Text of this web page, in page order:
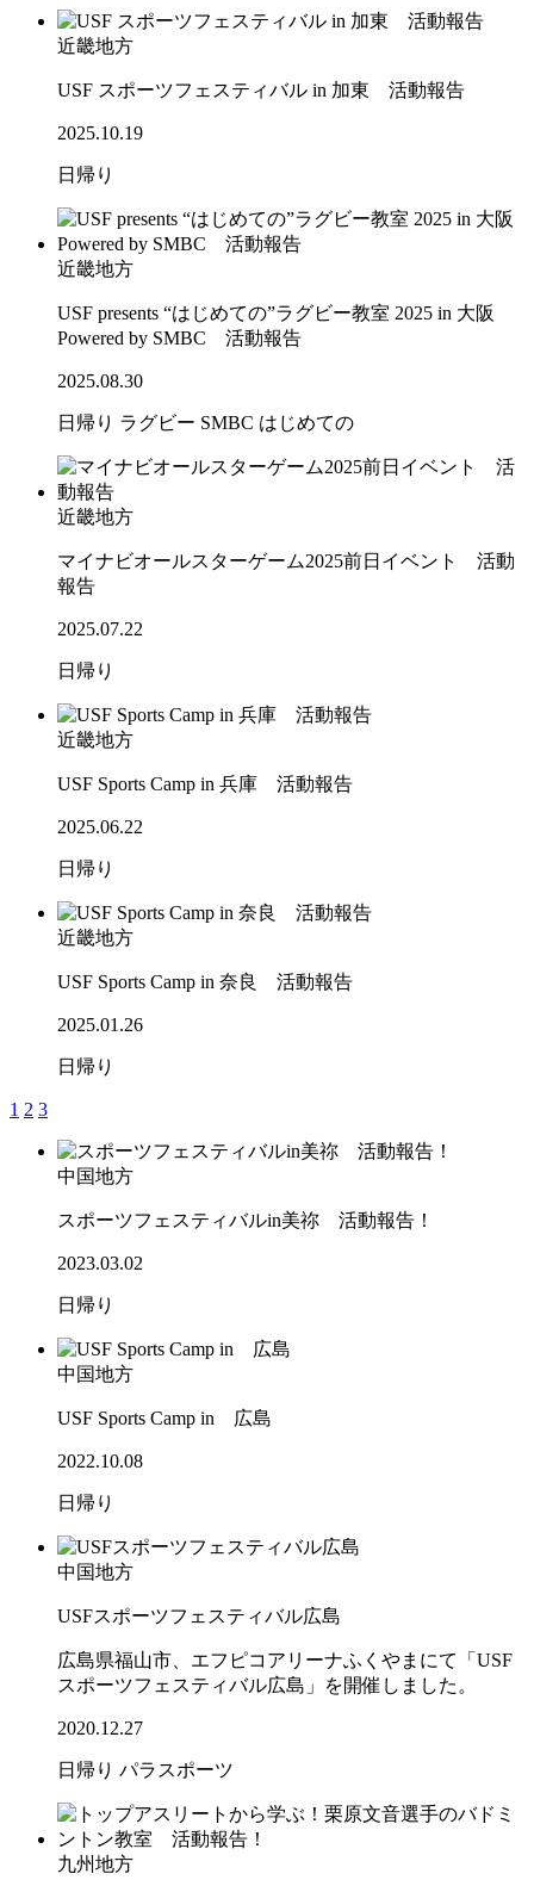
近畿地方
USF スポーツフェスティバル in 加東 活動報告
2025.10.19
日帰り
近畿地方
USF presents “はじめての”ラグビー教室 2025 in 大阪
Powered by SMBC 活動報告
2025.08.30
日帰り ラグビー SMBC はじめての
近畿地方
マイナビオールスターゲーム2025前日イベント 活動
報告
2025.07.22
日帰り
近畿地方
USF Sports Camp in 兵庫 活動報告
2025.06.22
日帰り
近畿地方
USF Sports Camp in 奈良 活動報告
2025.01.26
日帰り
1 2 3
中国地方
スポーツフェスティバルin美祢 活動報告！
2023.03.02
日帰り
中国地方
USF Sports Camp in 広島
2022.10.08
日帰り
中国地方
USFスポーツフェスティバル広島
広島県福山市、エフピコアリーナふくやまにて「USF
スポーツフェスティバル広島」を開催しました。
2020.12.27
日帰り パラスポーツ
九州地方